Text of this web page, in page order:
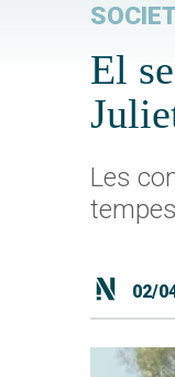
El
Les
02/